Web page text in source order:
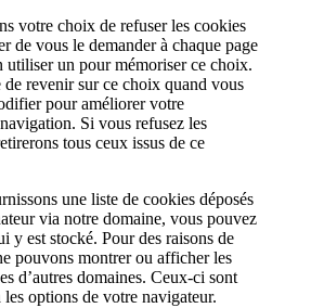
votre choix de refuser les cookies
de vous le demander à chaque page
utiliser un pour mémoriser ce choix.
de revenir sur ce choix quand vous
pour améliorer votre
Si vous refusez les
tous ceux issus de ce
une liste de cookies déposés
via notre domaine, vous pouvez
y est stocké. Pour des raisons de
pouvons montrer ou afficher les
d’autres domaines. Ceux-ci sont
les options de votre navigateur.